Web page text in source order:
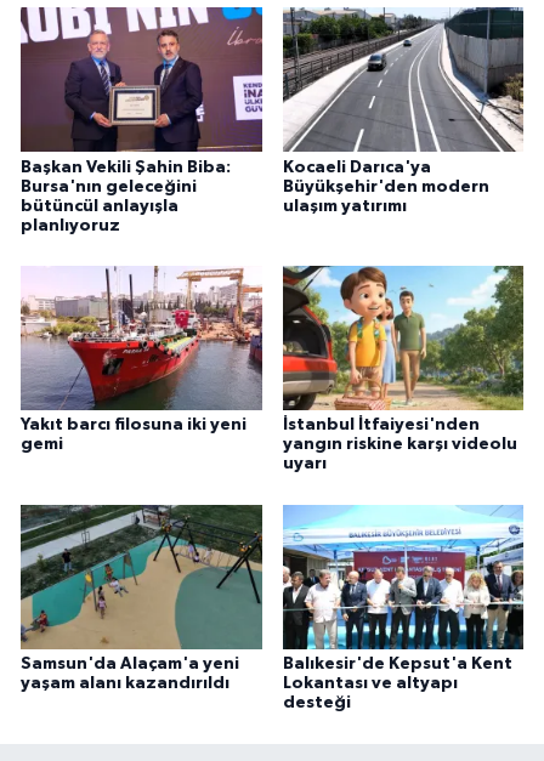
Başkan Vekili Şahin Biba:
Bursa'nın geleceğini
bütüncül anlayışla
planlıyoruz
Kocaeli Darıca'ya
Büyükşehir'den modern
ulaşım yatırımı
Yakıt barcı filosuna iki yeni
gemi
İstanbul İtfaiyesi'nden
yangın riskine karşı videolu
uyarı
Samsun'da Alaçam'a yeni
yaşam alanı kazandırıldı
Balıkesir'de Kepsut'a Kent
Lokantası ve altyapı
desteği